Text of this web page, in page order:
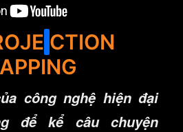
CTION
công nghệ hiện đại
để kể câu chuyện